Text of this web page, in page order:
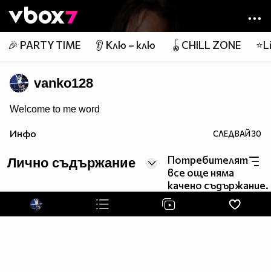
👾
🎉 PARTY TIME 👂 Клю – клю 🪀CHILL ZONE
vanko128
Welcome to me word
Инфо СЛЕДВАЙ30
Лично съдържание
Потребителят
все още няма
качено съдържание.